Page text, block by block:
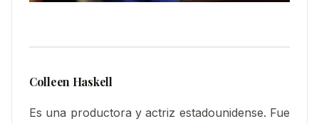
Colleen Haskell
Es una productora y actriz estadounidense. Fue